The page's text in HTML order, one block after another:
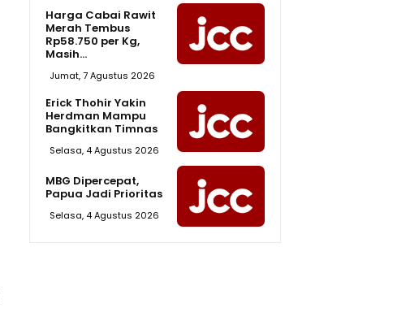
Harga Cabai Rawit
Merah Tembus
Rp58.750 per Kg,
Masih...
Jumat, 7 Agustus 2026
Erick Thohir Yakin
Herdman Mampu
Bangkitkan Timnas
Selasa, 4 Agustus 2026
MBG Dipercepat,
Papua Jadi Prioritas
Selasa, 4 Agustus 2026